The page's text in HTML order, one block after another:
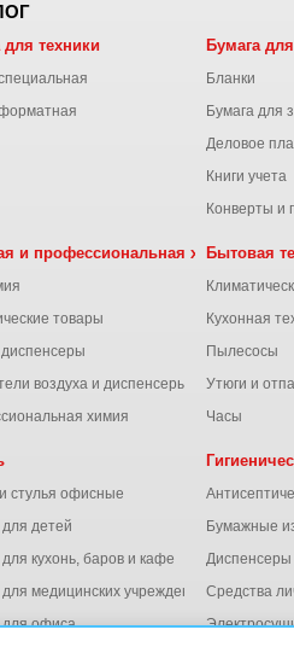
для техники Бумага
Бланки
Бумага для
Деловое
Книги учета
Конверты и
и профессиональная химия
товары
воздуха и диспенсеры
химия
Бытовая
Кухонная
Пылесосы
Утюги и
Часы
стулья офисные
детей
кухонь, баров и кафе
медицинских учреждений
офиса
Бумажные
Диспенсеры
Средства